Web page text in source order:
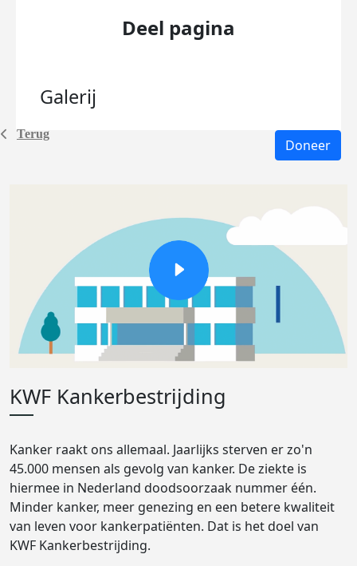
Terug
Deel pagina
Galerij
Doneer
KWF Kankerbestrijding
Kanker raakt ons allemaal. Jaarlijks sterven er zo'n
45.000 mensen als gevolg van kanker. De ziekte is
hiermee in Nederland doodsoorzaak nummer één.
Minder kanker, meer genezing en een betere kwaliteit
van leven voor kankerpatiënten. Dat is het doel van
KWF Kankerbestrijding.